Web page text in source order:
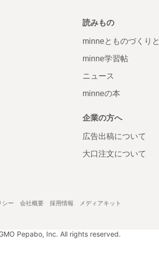
読みもの
minneとものづくりと
minne学習帖
ニュース
minneの本
企業の方へ
広告出稿について
大口注文について
シー 会社概要 採用情報 メディアキット
Pepabo, Inc. All rights reserved.